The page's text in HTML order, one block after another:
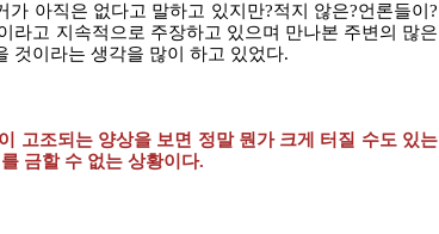
아직은 없다고 말하고 있지만?적지 않은?언론들이?
라고 지속적으로 주장하고 있으며 만나본 주변의 많은
것이라는 생각을 많이 하고 있었다.
고조되는 양상을 보면 정말 뭔가 크게 터질 수도 있는
금할 수 없는 상황이다.